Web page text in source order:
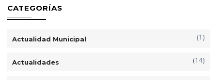
CATEGORÍAS
Actualidad Municipal (1)
Actualidades (14)